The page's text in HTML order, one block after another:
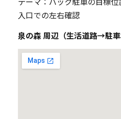
入口での左右確認
泉の森 周辺（生活道路→駐車